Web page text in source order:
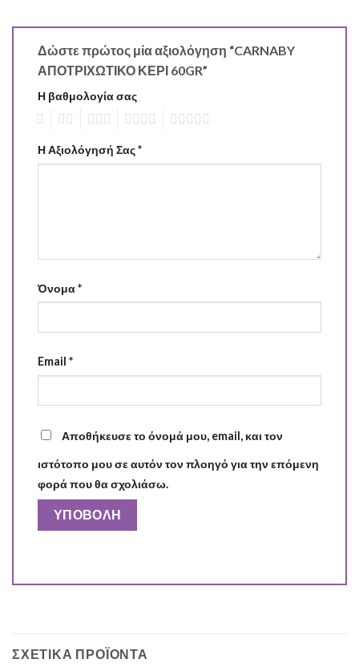
Δώστε πρώτος μία αξιολόγηση “CARNABY
ΑΠΟΤΡΙΧΩΤΙΚΟ ΚΕΡΙ 60GR”
Η βαθμολογία σας
Η Αξιολόγησή Σας*
Όνομα*
Email *
Αποθήκευσε το όνομά μου, email, και τον
ιστότοπο μου σε αυτόν τον πλοηγό για την επόμενη
φορά που θα σχολιάσω.
ΣΧΕΤΙΚΆ ΠΡΟΪΌΝΤΑ